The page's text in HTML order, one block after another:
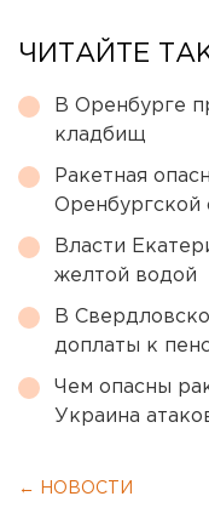
ЧИТАЙТЕ
В Оренбурге
кладбищ
Ракетная
Оренбургской
Власти
желтой водой
В
доплаты к
Чем опасны
Украина
← НОВОСТИ